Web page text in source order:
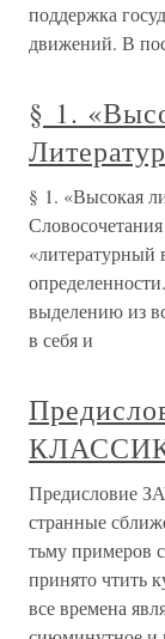
поддержка
движений. В
§ 1.
§ 1. «Высокая
«литературный
выделению из
в себя и
Предисловие
странные
тьму примеров
принято чтить
все времена